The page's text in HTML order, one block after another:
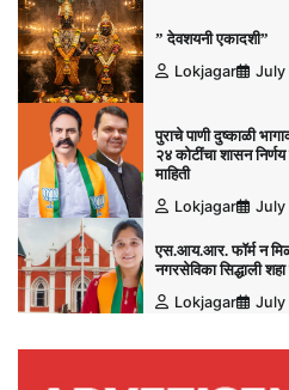
” देवशयनी एकादशी”
Lokjagar
July
पुराचे पाणी दुष्काळी
२४ कोटींचा शासन
माहिती
Lokjagar
July
एस.आय.आर. फॉर्म न
नगरसेविका सिद्धाली
Lokjagar
July